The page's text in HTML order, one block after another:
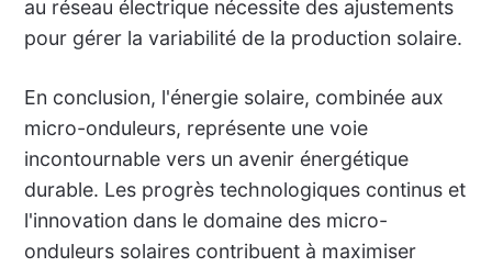
au réseau électrique nécessite des ajustements
pour gérer la variabilité de la production solaire.
En conclusion, l'énergie solaire, combinée aux
micro-onduleurs, représente une voie
incontournable vers un avenir énergétique
durable. Les progrès technologiques continus et
l'innovation dans le domaine des micro-
onduleurs solaires contribuent à maximiser